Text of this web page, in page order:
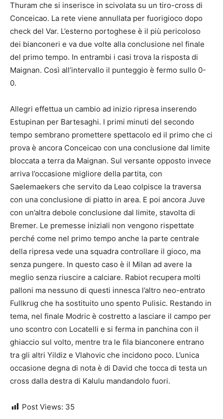
Thuram che si inserisce in scivolata su un tiro-cross di
Conceicao. La rete viene annullata per fuorigioco dopo
check del Var. L’esterno portoghese è il più pericoloso
dei bianconeri e va due volte alla conclusione nel finale
del primo tempo. In entrambi i casi trova la risposta di
Maignan. Così all’intervallo il punteggio è fermo sullo 0-
0.
Allegri effettua un cambio ad inizio ripresa inserendo
Estupinan per Bartesaghi. I primi minuti del secondo
tempo sembrano promettere spettacolo ed il primo che ci
prova è ancora Conceicao con una conclusione dal limite
bloccata a terra da Maignan. Sul versante opposto invece
arriva l’occasione migliore della partita, con
Saelemaekers che servito da Leao colpisce la traversa
con una conclusione di piatto in area. E poi ancora Juve
con un’altra debole conclusione dal limite, stavolta di
Bremer. Le premesse iniziali non vengono rispettate
perché come nel primo tempo anche la parte centrale
della ripresa vede una squadra controllare il gioco, ma
senza pungere. In questo caso è il Milan ad avere la
meglio senza riuscire a calciare. Rabiot recupera molti
palloni ma nessuno di questi innesca l’altro neo-entrato
Fullkrug che ha sostituito uno spento Pulisic. Restando in
tema, nel finale Modric è costretto a lasciare il campo per
uno scontro con Locatelli e si ferma in panchina con il
ghiaccio sul volto, mentre tra le fila bianconere entrano
tra gli altri Yildiz e Vlahovic che incidono poco. L’unica
occasione degna di nota è di David che tocca di testa un
cross dalla destra di Kalulu mandandolo fuori.
Post Views: 35